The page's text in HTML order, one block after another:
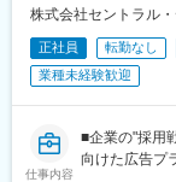
株式会社セントラル
正社員 転勤なし
業種未経験歓迎
仕事内容
■企業の"採用
向けた広告プ